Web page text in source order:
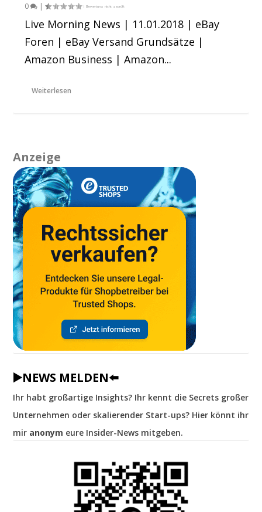
0
|
Live Morning News | 11.01.2018 | eBay
Foren | eBay Versand Grundsätze |
Amazon Business | Amazon...
Weiterlesen
Anzeige
▶️NEWS MELDEN⬅️
Ihr habt großartige Insights? Ihr kennt die Secrets großer
Unternehmen oder skalierender Start-ups? Hier könnt ihr
mir anonym eure Insider-News mitgeben.